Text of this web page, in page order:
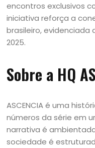
encontros exclusivos
iniciativa reforça a
brasileiro,
2025.
Sobre a HQ
ASCENCIA é uma
números da série em
narrativa é
sociedade é